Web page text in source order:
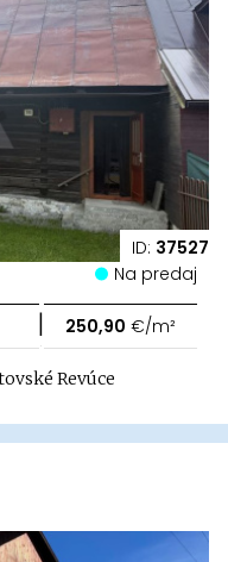
ID: 37527
Na predaj
| 250,90 €/m²
Revúce